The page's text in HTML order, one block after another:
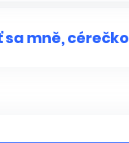
sa mně, cérečko